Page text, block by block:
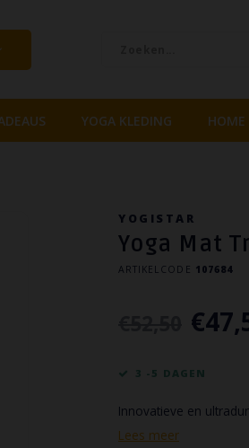
YOGA KLEDING
YOGISTAR
Yoga Mat
ARTIKELCODE 107684
3 -5 DAGEN
Innovatieve en
Lees meer